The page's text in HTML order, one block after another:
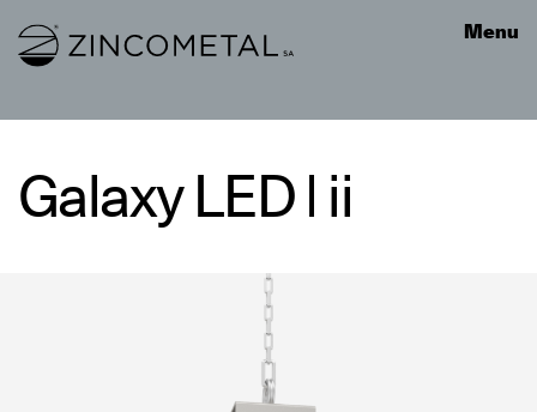
Link to homepage Menu
Galaxy LED | ii